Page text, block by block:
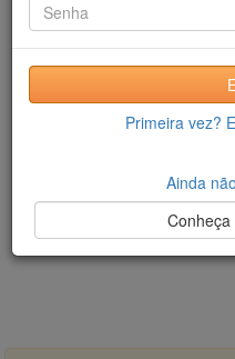
Primeira vez?
Ainda
Conheça